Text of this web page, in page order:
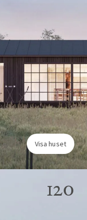
Visa huset
120